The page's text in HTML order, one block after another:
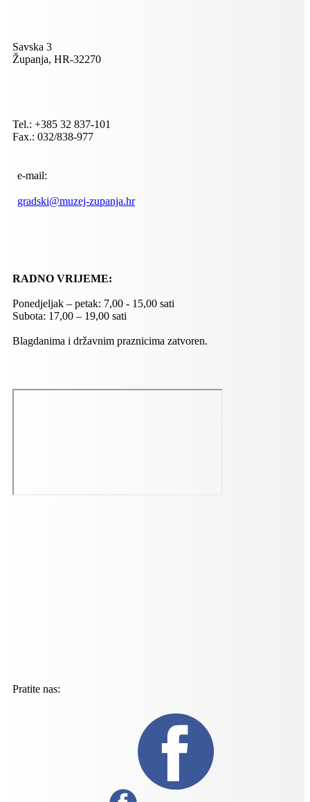
Savska 3
Županja, HR-32270
Tel.: +385 32 837-101
Fax.: 032/838-977
e-mail:
gradski@muzej-zupanja.hr
RADNO VRIJEME:
Ponedjeljak – petak: 7,00 - 15,00 sati
Subota: 17,00 – 19,00 sati
Blagdanima i državnim praznicima zatvoren.
Pratite nas: